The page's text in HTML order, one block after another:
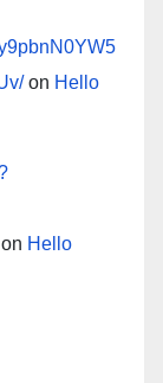
on Hello
Hello